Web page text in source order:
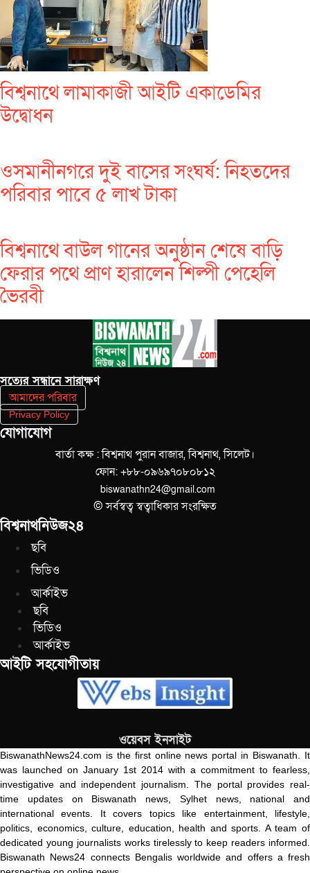
বিশ্বনাথে লামাকাজী আইটি একাডেমির
উদ্বোধন
ওসমানীনগরে দুই বাসের সংঘর্ষ: নিহতদের
পরিবার পাবে ৫ লাখ টাকা
বিশ্বনাথে বাউল গানের অনুষ্ঠান শেষে বাড়ি
ফেরার পথে প্রাণ হারালেন শিল্পী পেহেলি
ভৈরবী
সত‌্যের সন্ধানে সারাক্ষণ
আমাদের পরিবার
Privacy Policy
যোগাযোগ
বার্তা কক্ষ : বিশ্বনাথ পুরান বাজার, বিশ্বনাথ, সিলেট।
ফোন: +৮৮-০৯৬৯৭০৮০৮১২
biswanathn24@gmail.com
© সর্বস্বত্ব স্বত্বাধিকার সংরক্ষিত
বিশ্বনাথনিউজ২৪
ছবি
ভিডিও
আর্কাইভ
ছবি
ভিডিও
আর্কাইভ
আইটি সহযোগীতায়
ওয়েবস ইনসাইট
BiswanathNews24.com is the first online news portal in Biswanath. It
was launched on January 1st 2014 with a commitment to fearless,
investigative and independent journalism. The portal provides real-
time updates on Biswanath news, Sylhet news, national and
international events. It covers topics like entertainment, lifestyle,
politics, economics, culture, education, health and sports. A team of
dedicated young journalists works tirelessly to keep readers informed.
Biswanath News24 connects Bengalis worldwide and offers a fresh